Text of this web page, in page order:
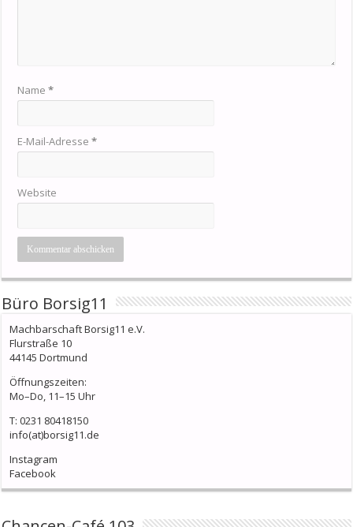
Name*
E-Mail-Adresse*
Website
Büro Borsig11
Machbarschaft Borsig11 e.V.
Flurstraße 10
44145 Dortmund
Öffnungszeiten:
Mo–Do, 11–15 Uhr
T: 0231 80418150
info(at)borsig11.de
Instagram
Facebook